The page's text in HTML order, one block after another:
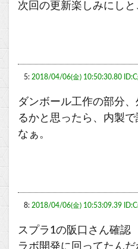
次回の更新楽しみにしと
5: 2018/04/06(金) 10:50:30.80
ダンボール工作の部分
るかと思ったら、内製
なぁ。
8: 2018/04/06(金) 10:53:09.39
スプラ1の阪口さん確認
ラボ開発に回ってたんだ